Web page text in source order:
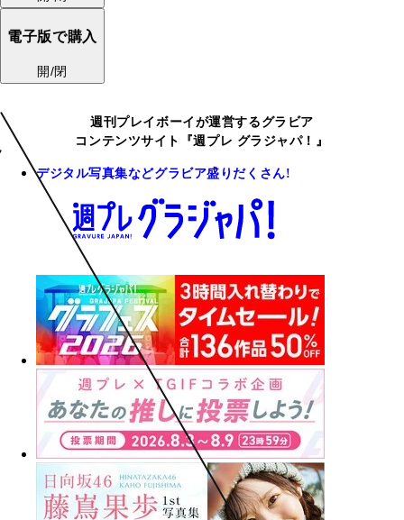
電子版で購入
開/閉
週刊プレイボーイが運営するグラビア
コンテンツサイト『週プレ グラジャパ！』
デジタル写真集などグラビア盛りだくさん!